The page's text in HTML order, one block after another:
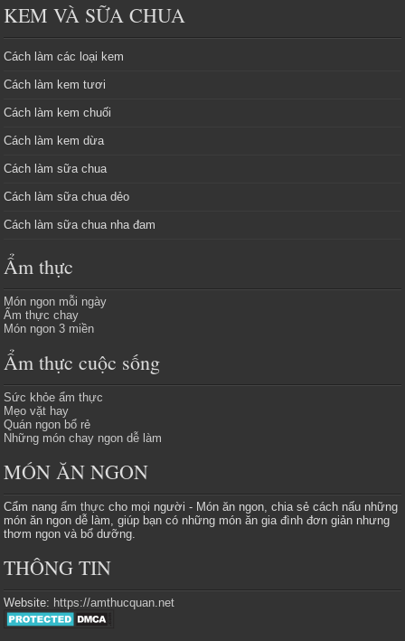
KEM VÀ SỮA CHUA
Cách làm các loại kem
Cách làm kem tươi
Cách làm kem chuối
Cách làm kem dừa
Cách làm sữa chua
Cách làm sữa chua dẻo
Cách làm sữa chua nha đam
Ẩm thực
Món ngon mỗi ngày
Ẩm thực chay
Món ngon 3 miền
Ẩm thực cuộc sống
Sức khỏe ẩm thực
Mẹo vặt hay
Quán ngon bổ rẻ
Những món chay ngon dễ làm
MÓN ĂN NGON
Cẩm nangẩm thực cho mọi người - Món ăn ngon, chia sẻ cách nấu những
món ăn ngon dễ làm, giúp bạn có những món ăn gia đình đơn giản nhưng
thơm ngon và bổ dưỡng.
THÔNG TIN
Website: https://amthucquan.net